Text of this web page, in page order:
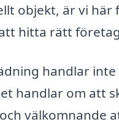
objekt, är vi här
hitta rätt
handlar
handlar om att
välkomnande